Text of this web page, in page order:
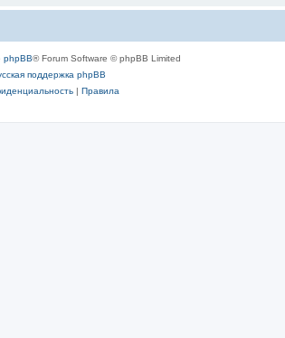
phpBB® Forum Software © phpBB Limited
поддержка phpBB
| Правила